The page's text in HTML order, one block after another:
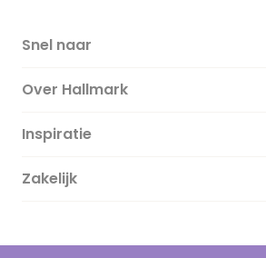
Snel naar
Over Hallmark
Over ons
Duurzaamheid
Inspiratie
Magazine
Cadeau inspiratie
Zakelijk